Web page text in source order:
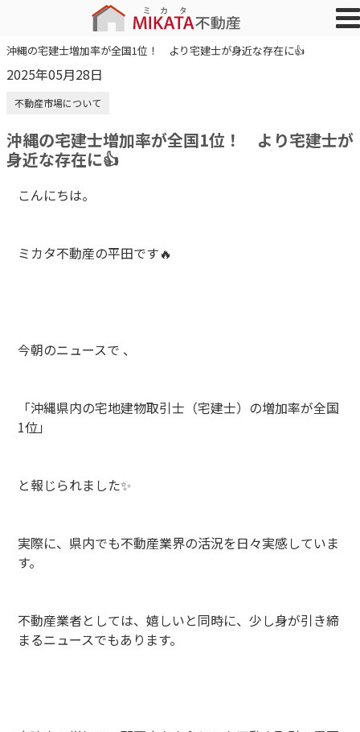
沖縄の宅建士増加率が全国1位！ より宅建士が身近な存在に👍
2025年05月28日
不動産市場について
沖縄の宅建士増加率が全国1位！ より宅建士が
身近な存在に👍
こんにちは。
ミカタ不動産の平田です🔥
今朝のニュースで 、
「沖縄県内の宅地建物取引士（宅建士）の増加率が全国
1位」
と報じられました✨
実際に、県内でも不動産業界の活況を日々実感していま
す。
不動産業者としては、嬉しいと同時に、少し身が引き締
まるニュースでもあります。